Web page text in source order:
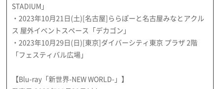
STADIUM」
・2023年10月21日(土)[名古屋]ららぽーと名古屋みなとアクル
ス 屋外イベントスペース「デカゴン」
・2023年10月29日(日)[東京]ダイバーシティ東京 プラザ 2階
「フェスティバル広場」
【Blu-ray「新世界-NEW WORLD-」】